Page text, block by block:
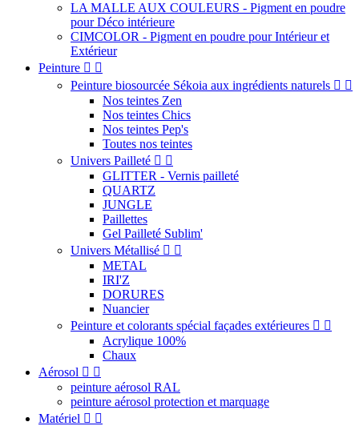
LA MALLE AUX COULEURS - Pigment en poudre
pour Déco intérieure
CIMCOLOR - Pigment en poudre pour Intérieur et
Extérieur
Peinture  
Peinture biosourcée Sékoia aux ingrédients naturels  
Nos teintes Zen
Nos teintes Chics
Nos teintes Pep's
Toutes nos teintes
Univers Pailleté  
GLITTER - Vernis pailleté
QUARTZ
JUNGLE
Paillettes
Gel Pailleté Sublim'
Univers Métallisé  
METAL
IRI'Z
DORURES
Nuancier
Peinture et colorants spécial façades extérieures  
Acrylique 100%
Chaux
Aérosol  
peinture aérosol RAL
peinture aérosol protection et marquage
Matériel  